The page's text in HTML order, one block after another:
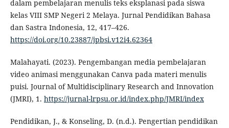
dalam pembelajaran menulis teks eksplanasi pada siswa
kelas VIII SMP Negeri 2 Melaya. Jurnal Pendidikan Bahasa
dan Sastra Indonesia, 12, 417–426.
https://doi.org/10.23887/jpbsi.v12i4.62364
Malahayati. (2023). Pengembangan media pembelajaran
video animasi menggunakan Canva pada materi menulis
puisi. Journal of Multidisciplinary Research and Innovation
(JMRI), 1. https://jurnal-lrpsu.or.id/index.php/JMRI/index
Pendidikan, J., & Konseling, D. (n.d.). Pengertian pendidikan